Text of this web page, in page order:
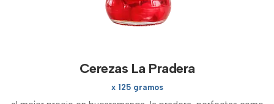
Cerezas La Pradera
x 125 gramos